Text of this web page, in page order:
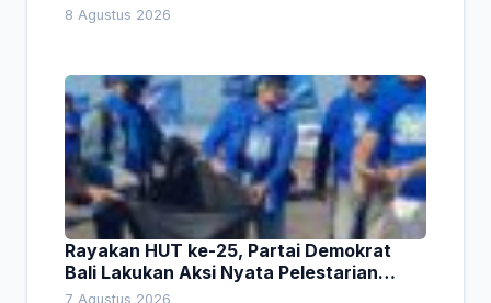
8 Agustus 2026
Rayakan HUT ke-25, Partai Demokrat
Bali Lakukan Aksi Nyata Pelestarian
Lingkungan
7 Agustus 2026